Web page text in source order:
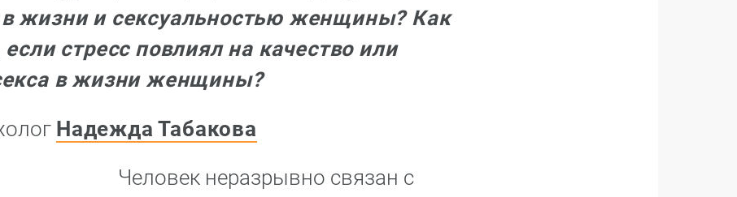
жизни и сексуальностью женщины? Как
если стресс повлиял на качество или
в жизни женщины?
Надежда Табакова
Человек неразрывно связан с